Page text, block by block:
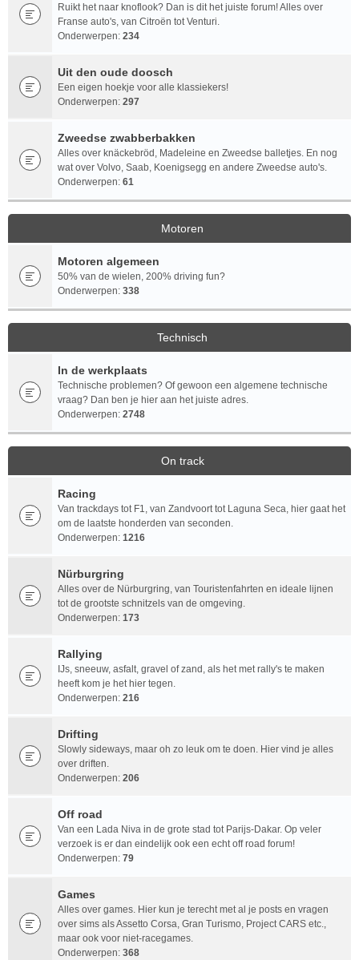
Ruikt het naar knoflook? Dan is dit het juiste forum! Alles over
Franse auto's, van Citroën tot Venturi.
Onderwerpen: 234
Uit den oude doosch
Een eigen hoekje voor alle klassiekers!
Onderwerpen: 297
Zweedse zwabberbakken
Alles over knäckebröd, Madeleine en Zweedse balletjes. En nog
wat over Volvo, Saab, Koenigsegg en andere Zweedse auto's.
Onderwerpen: 61
Motoren
Motoren algemeen
50% van de wielen, 200% driving fun?
Onderwerpen: 338
Technisch
In de werkplaats
Technische problemen? Of gewoon een algemene technische
vraag? Dan ben je hier aan het juiste adres.
Onderwerpen: 2748
On track
Racing
Van trackdays tot F1, van Zandvoort tot Laguna Seca, hier gaat het
om de laatste honderden van seconden.
Onderwerpen: 1216
Nürburgring
Alles over de Nürburgring, van Touristenfahrten en ideale lijnen
tot de grootste schnitzels van de omgeving.
Onderwerpen: 173
Rallying
IJs, sneeuw, asfalt, gravel of zand, als het met rally's te maken
heeft kom je het hier tegen.
Onderwerpen: 216
Drifting
Slowly sideways, maar oh zo leuk om te doen. Hier vind je alles
over driften.
Onderwerpen: 206
Off road
Van een Lada Niva in de grote stad tot Parijs-Dakar. Op veler
verzoek is er dan eindelijk ook een echt off road forum!
Onderwerpen: 79
Games
Alles over games. Hier kun je terecht met al je posts en vragen
over sims als Assetto Corsa, Gran Turismo, Project CARS etc.,
maar ook voor niet-racegames.
Onderwerpen: 368